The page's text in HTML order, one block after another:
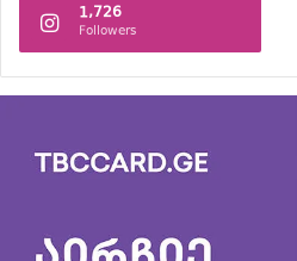
1,726
Followers